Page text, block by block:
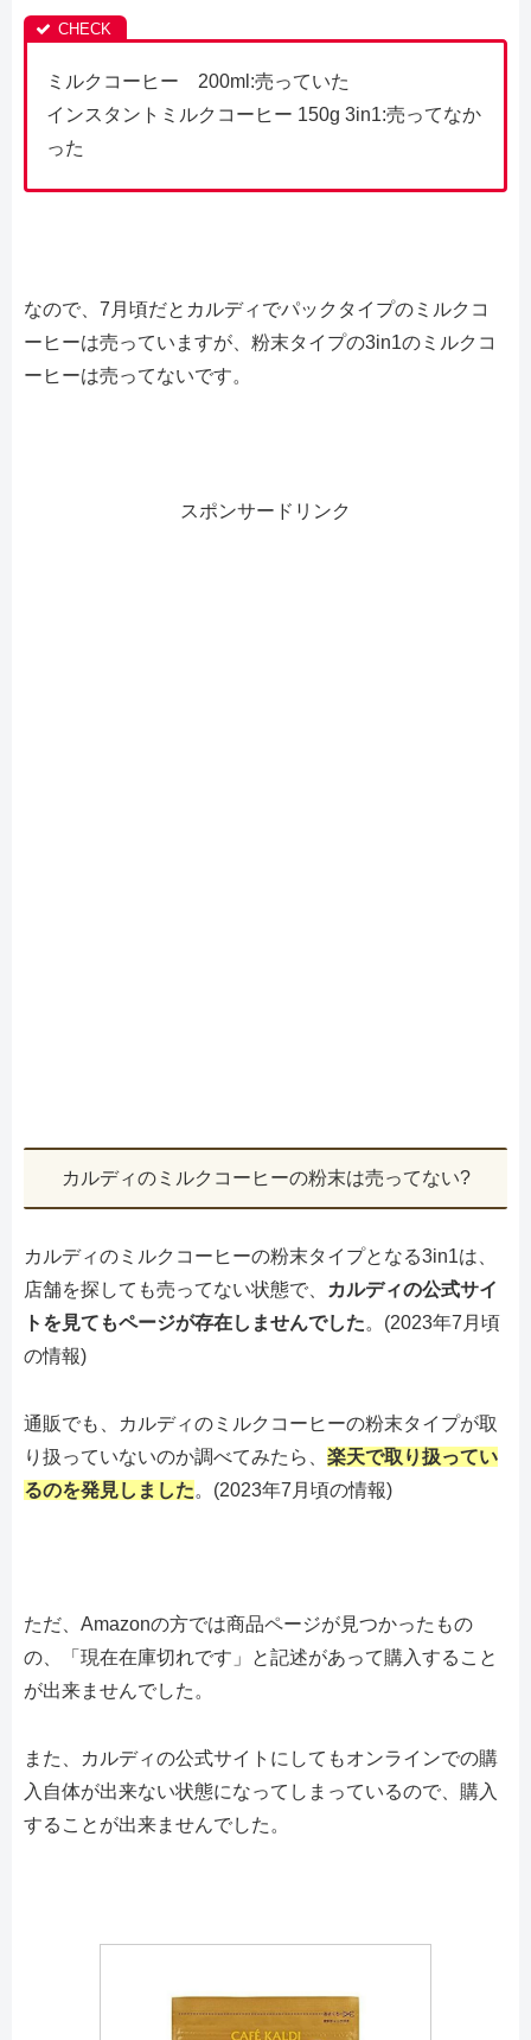
ミルクコーヒー 200ml:売っていた
インスタントミルクコーヒー 150g 3in1:売ってなか
った
なので、7月頃だとカルディでパックタイプのミルクコ
ーヒーは売っていますが、粉末タイプの3in1のミルクコ
ーヒーは売ってないです。
スポンサードリンク
カルディのミルクコーヒーの粉末は売ってない?
カルディのミルクコーヒーの粉末タイプとなる3in1は、
店舗を探しても売ってない状態で、
カルディの公式サイ
トを見てもページが存在しませんでした。(2023年7月頃
の情報)
通販でも、カルディのミルクコーヒーの粉末タイプが取
り扱っていないのか調べてみたら、 楽天で取り扱ってい
るのを発見しました。(2023年7月頃の情報)
ただ、Amazonの方では商品ページが見つかったもの
の、「現在在庫切れです」と記述があって購入すること
が出来ませんでした。
また、カルディの公式サイトにしてもオンラインでの購
入自体が出来ない状態になってしまっているので、購入
することが出来ませんでした。